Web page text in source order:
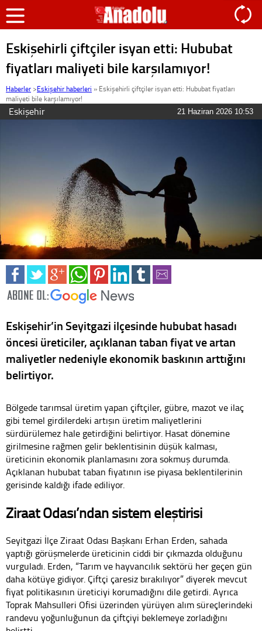
Eskişehirli çiftçiler isyan etti: Hububat
fiyatları maliyeti bile karşılamıyor!
Haberler >Eskişehir haberleri » Eskişehirli çiftçiler isyan etti: Hububat fiyatları
maliyeti bile karşılamıyor!
Eskişehir 21 Haziran 2026 10:53
Eskişehir’in Seyitgazi ilçesinde hububat hasadı
öncesi üreticiler, açıklanan taban fiyat ve artan
maliyetler nedeniyle ekonomik baskının arttığını
belirtiyor.
Bölgede tarımsal üretim yapan çiftçiler, gübre, mazot ve ilaç
gibi temel girdilerdeki artışın üretim maliyetlerini
sürdürülemez hale getirdiğini belirtiyor. Hasat dönemine
girilmesine rağmen gelir beklentisinin düşük kalması,
üreticinin ekonomik planlamasını zora sokmuş durumda.
Açıklanan hububat taban fiyatının ise piyasa beklentilerinin
gerisinde kaldığı ifade ediliyor.
Ziraat Odası’ndan sistem eleştirisi
Seyitgazi İlçe Ziraat Odası Başkanı Erhan Erden, sahada
yaptığı görüşmelerde üreticinin ciddi bir çıkmazda olduğunu
vurguladı. Erden, “Tarım ve hayvancılık sektörü her geçen gün
daha kötüye gidiyor. Çiftçi çaresiz bırakılıyor” diyerek mevcut
fiyat politikasının üreticiyi korumadığını dile getirdi. Ayrıca
Toprak Mahsulleri Ofisi üzerinden yürüyen alım süreçlerindeki
randevu yoğunluğunun da çiftçiyi beklemeye zorladığını